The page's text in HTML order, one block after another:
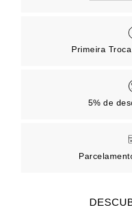
Primeira
5% de